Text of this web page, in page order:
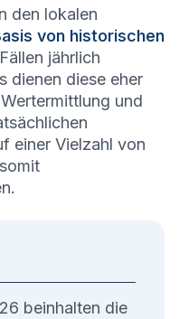
den lokalen
von historischen
jährlich
dienen diese eher
und
einer Vielzahl von
beinhalten die